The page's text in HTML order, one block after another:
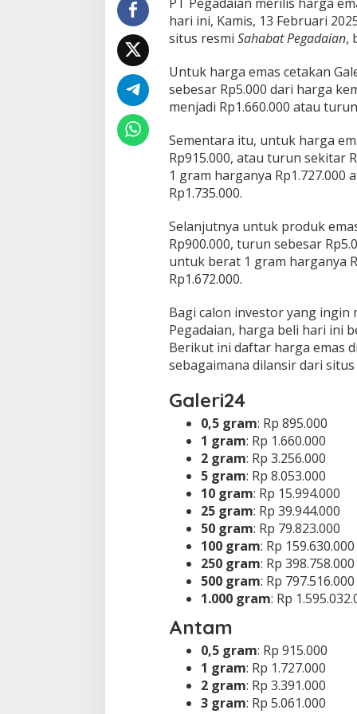
m
,
U
&
G
a
e
r
i
2
4
o
m
p
a
k
u
u
n
hari ini, Kamis, 13 Februari
situs resmi Sahabat Pegadaian,
Untuk harga emas cetakan
sebesar Rp5.000 dari harga
menjadi Rp1.660.000 atau
Sementara itu, untuk harga
Rp915.000, atau turun sekitar
1 gram harganya
Rp1.735.000.
Selanjutnya untuk produk
Rp900.000, turun sebesar
untuk berat 1 gram harganya
Rp1.672.000.
Bagi calon investor yang ingin
Pegadaian, harga beli hari ini
Berikut ini daftar harga emas
sebagaimana dilansir dari situs
Galeri24
0,5 gram: Rp 895.000
1 gram: Rp 1.660.000
2 gram: Rp 3.256.000
5 gram: Rp 8.053.000
10 gram: Rp 15.994.000
25 gram: Rp 39.944.000
50 gram: Rp 79.823.000
100 gram: Rp 159.630.000
250 gram: Rp 398.758.000
500 gram: Rp 797.516.000
1.000 gram: Rp
Antam
0,5 gram: Rp 915.000
1 gram: Rp 1.727.000
2 gram: Rp 3.391.000
3 gram: Rp 5.061.000